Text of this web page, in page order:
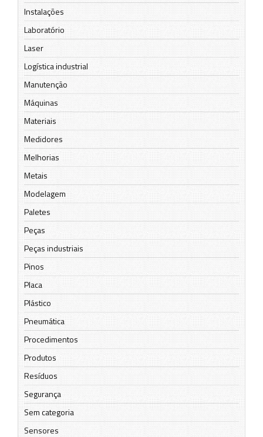
Instalações
Laboratório
Laser
Logística industrial
Manutenção
Máquinas
Materiais
Medidores
Melhorias
Metais
Modelagem
Paletes
Peças
Peças industriais
Pinos
Placa
Plástico
Pneumática
Procedimentos
Produtos
Resíduos
Segurança
Sem categoria
Sensores